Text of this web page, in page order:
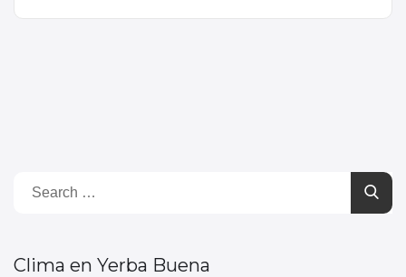
Clima en Yerba Buena